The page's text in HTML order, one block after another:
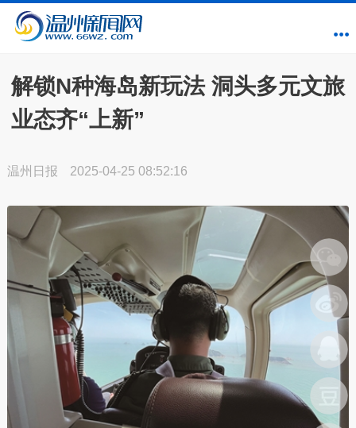
解锁N种海岛新玩法 洞头多元文旅
业态齐“上新”
温州日报 2025-04-25 08:52:16